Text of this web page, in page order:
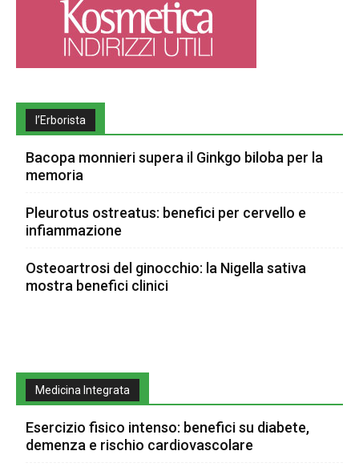
l’Erborista
Bacopa monnieri supera il Ginkgo biloba per la
memoria
Pleurotus ostreatus: benefici per cervello e
infiammazione
Osteoartrosi del ginocchio: la Nigella sativa
mostra benefici clinici
Medicina Integrata
Esercizio fisico intenso: benefici su diabete,
demenza e rischio cardiovascolare